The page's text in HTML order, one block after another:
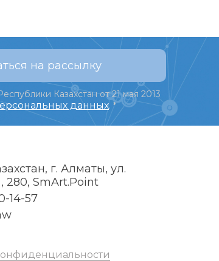
на рассылку
Казахстан от 21 мая 2013
данных. *
г. Алматы, ул.
280, SmArt.Point
14-57